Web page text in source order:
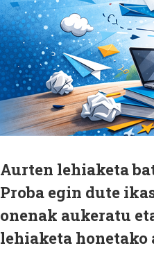
Aurten lehiaketa
Proba egin dute
onenak aukeratu
lehiaketa